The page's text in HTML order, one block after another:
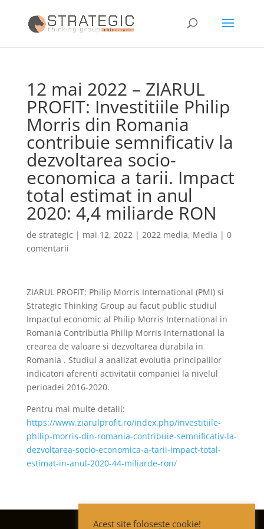
12 mai 2022 – ZIARUL
PROFIT: Investitiile Philip
Morris din Romania
contribuie semnificativ la
dezvoltarea socio-
economica a tarii. Impact
total estimat in anul
2020: 4,4 miliarde RON
de strategic | mai 12, 2022| 2022 media, Media | 0
comentarii
ZIARUL PROFIT: Philip Morris International (PMI) si
Strategic Thinking Group au facut public studiul
Impactul economic al Philip Morris International in
Romania Contributia Philip Morris International la
crearea de valoare si dezvoltarea durabila in
Romania . Studiul a analizat evolutia principalilor
indicatori aferenti activitatii companiei la nivelul
perioadei 2016-2020.
Pentru mai multe detalii:
https://www.ziarulprofit.ro/index.php/investitiile-
philip-morris-din-romania-contribuie-semnificativ-la-
dezvoltarea-socio-economica-a-tarii-impact-total-
estimat-in-anul-2020-44-miliarde-ron/
Termeni și condiții
Acest site folosește cookie!